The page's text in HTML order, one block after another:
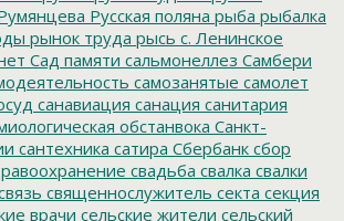
Русская поляна рыба рыбалка
рынок труда рысь с. Ленинское
Сад памяти сальмонеллез Самбери
самозанятые самолет
санавиация санация санитария
обстанвока Санкт-
сантехника сатира Сбербанк сбор
свадьба свалка свалки
священнослужитель секта секция
врачи сельские жители сельский